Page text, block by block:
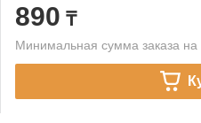
890 ₸
Минимальная сумма заказа